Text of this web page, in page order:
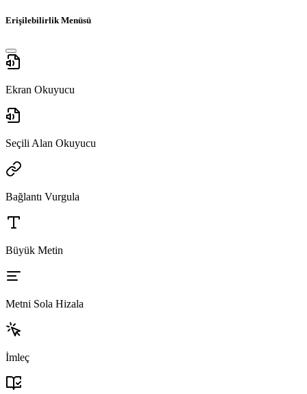
Erişilebilirlik Menüsü
Ekran Okuyucu
Seçili Alan Okuyucu
Bağlantı Vurgula
Büyük Metin
Metni Sola Hizala
İmleç